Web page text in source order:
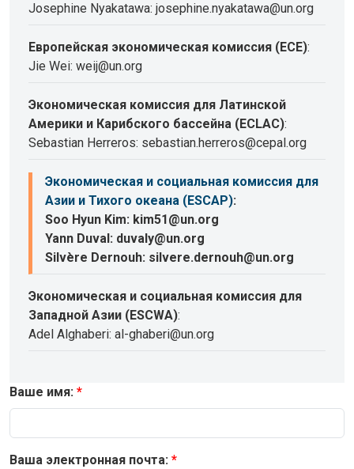
Josephine Nyakatawa: josephine.nyakatawa@un.org
Европейская экономическая комиссия (ECE):
Jie Wei: weij@un.org
Экономическая комиссия для Латинской
Америки и Карибского бассейна (ECLAC):
Sebastian Herreros: sebastian.herreros@cepal.org
Экономическая и социальная комиссия для
Азии и Тихого океана (ESCAP):
Soo Hyun Kim: kim51@un.org
Yann Duval: duvaly@un.org
Silvère Dernouh: silvere.dernouh@un.org
Экономическая и социальная комиссия для
Западной Азии (ESCWA):
Adel Alghaberi: al-ghaberi@un.org
Ваше имя:
Ваша электронная почта: